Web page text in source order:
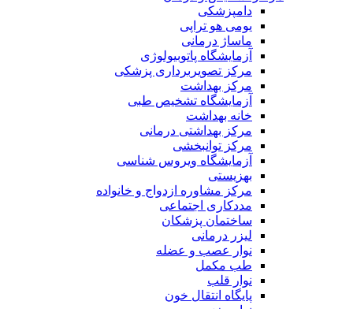
دامپزشکی
یومی هو تراپی
ماساژ درمانی
آزمایشگاه پاتوبیولوژی
مرکز تصویربرداری پزشکی
مرکز بهداشت
آزمایشگاه تشخیص طبی
خانه بهداشت
مرکز بهداشتی درمانی
مرکز توانبخشی
آزمایشگاه ویروس شناسی
بهزیستی
مرکز مشاوره ازدواج و خانواده
مددکاری اجتماعی
ساختمان پزشکان
لیزر درمانی
نوار عصب و عضله
طب مکمل
نوار قلب
پایگاه انتقال خون